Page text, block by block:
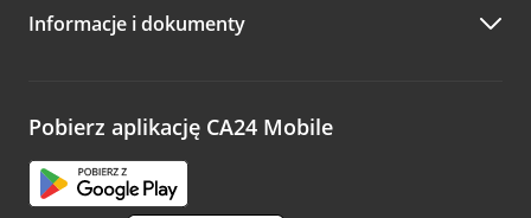
Zachęcamy do podzielenia się z nami opinią o wizycie.
opinie.
Informacje i dokumenty
Pobierz aplikację CA24 Mobile